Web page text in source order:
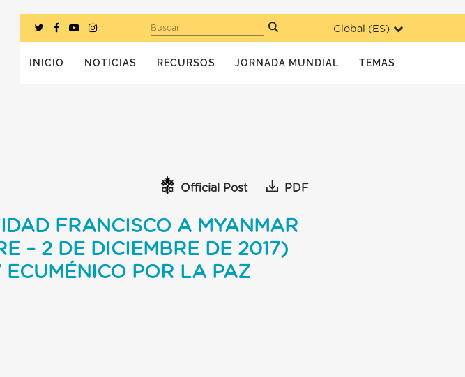
Global (ES)
Buscar
INICIO NOTICIAS RECURSOS JORNADA MUNDIAL TEMAS
Official Post PDF
FRANCISCO A MYANMAR
– 2 DE DICIEMBRE DE 2017)
ECUMÉNICO POR LA PAZ